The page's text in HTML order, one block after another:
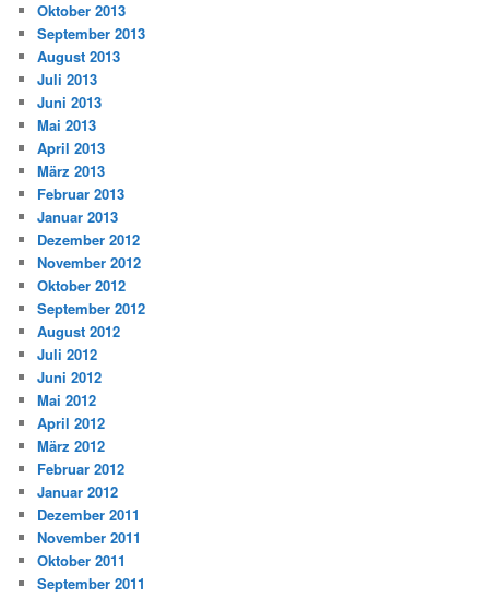
Oktober 2013
September 2013
August 2013
Juli 2013
Juni 2013
Mai 2013
April 2013
März 2013
Februar 2013
Januar 2013
Dezember 2012
November 2012
Oktober 2012
September 2012
August 2012
Juli 2012
Juni 2012
Mai 2012
April 2012
März 2012
Februar 2012
Januar 2012
Dezember 2011
November 2011
Oktober 2011
September 2011